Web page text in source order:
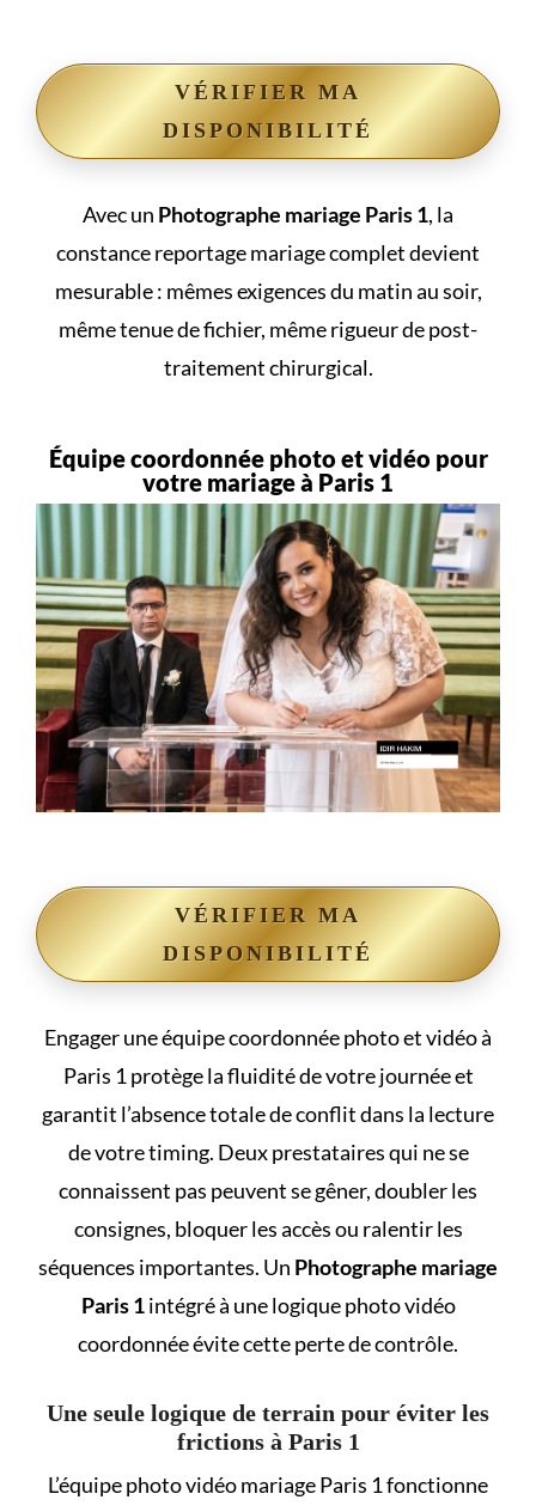
VÉRIFIER MA
DISPONIBILITÉ
Avec un Photographe mariage Paris 1, la
constance reportage mariage complet devient
mesurable : mêmes exigences du matin au soir,
même tenue de fichier, même rigueur de post-
traitement chirurgical.
Équipe coordonnée photo et vidéo pour
votre mariage à Paris 1
VÉRIFIER MA
DISPONIBILITÉ
Engager une équipe coordonnée photo et vidéo à
Paris 1 protège la fluidité de votre journée et
garantit l’absence totale de conflit dans la lecture
de votre timing. Deux prestataires qui ne se
connaissent pas peuvent se gêner, doubler les
consignes, bloquer les accès ou ralentir les
séquences importantes. Un Photographe mariage
Paris 1intégré à une logique photo vidéo
coordonnée évite cette perte de contrôle.
Une seule logique de terrain pour éviter les
frictions à Paris 1
L’équipe photo vidéo mariage Paris 1 fonctionne